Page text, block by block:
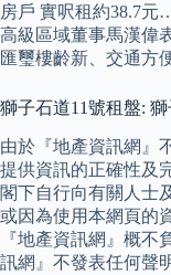
房戶 實呎租約38.7
高級區域董事馬漢偉
匯璽樓齡新、交通方
獅子石道11號租盤:
由於『地產資訊網』
提供資訊的正確性及
閣下自行向有關人士
或因為使用本網頁的
『地產資訊網』概不
訊網』不發表任何聲